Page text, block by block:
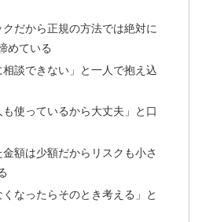
だから正規の方法では絶対に
めている
談できない」と一人で抱え込
使っているから大丈夫」と口
額は少額だからリスクも小さ
なったらそのとき考える」と